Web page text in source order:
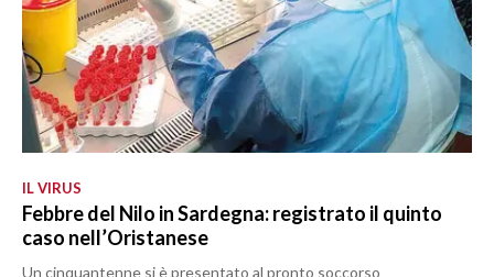
IL VIRUS
Febbre del Nilo in Sardegna: registrato il quinto
caso nell’Oristanese
Un cinquantenne si è presentato al pronto soccorso